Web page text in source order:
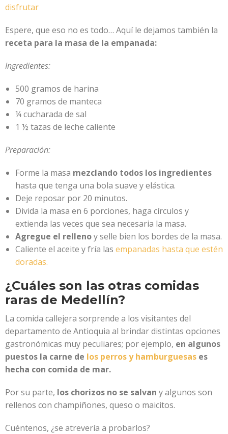
disfrutar
Espere, que eso no es todo… Aquí le dejamos también la
receta para la masa de la empanada:
Ingredientes:
500 gramos de harina
70 gramos de manteca
¼ cucharada de sal
1 ½ tazas de leche caliente
Preparación:
Forme la masa mezclando todos los ingredientes
hasta que tenga una bola suave y elástica.
Deje reposar por 20 minutos.
Divida la masa en 6 porciones, haga círculos y
extienda las veces que sea necesaria la masa.
Agregue el rellenoy selle bien los bordes de la masa.
Caliente el aceite y fría las empanadas hasta que estén
doradas.
¿Cuáles son las otras comidas
raras de Medellín?
La comida callejera sorprende a los visitantes del
departamento de Antioquia al brindar distintas opciones
gastronómicas muy peculiares; por ejemplo, en algunos
puestos la carne de los perros y hamburguesas es
hecha con comida de mar.
Por su parte, los chorizos no se salvan y algunos son
rellenos con champiñones, queso o maicitos.
Cuéntenos, ¿se atrevería a probarlos?